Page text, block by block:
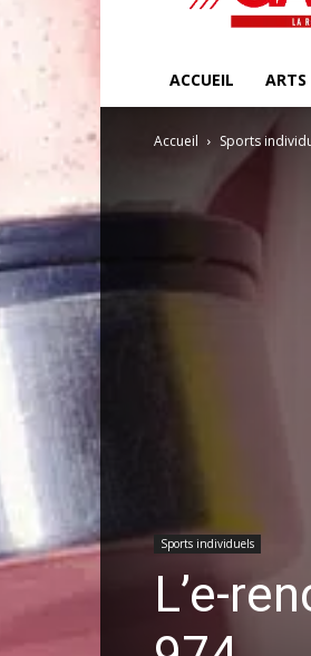
ACCUEIL
Accueil Sports
Sports individuels
L’e-